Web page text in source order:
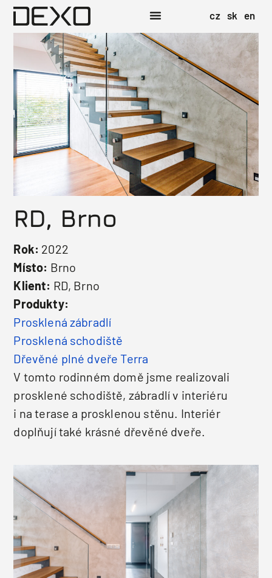
cz sk en
RD, Brno
Rok: 2022
Místo: Brno
Klient: RD, Brno
Produkty:
Prosklená zábradlí
Prosklená schodiště
Dřevěné plné dveře Terra
V tomto rodinném domě jsme realizovali
prosklené schodiště, zábradlí v interiéru
i na terase a prosklenou stěnu. Interiér
doplňují také krásné dřevěné dveře.